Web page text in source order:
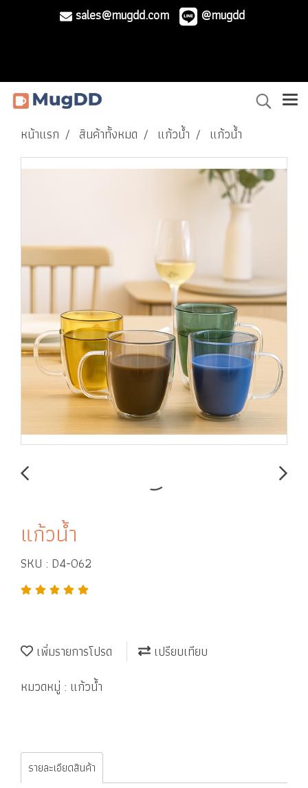
sales@mugdd.com @mugdd
หน้าแรก สินค้าทั้งหมด แก้วน้ำ แก้วน้ำ
แก้วน้ำ
SKU : D4-062
เพิ่มรายการโปรด
เปรียบเทียบ
หมวดหมู่ : แก้วน้ำ
รายละเอียดสินค้า